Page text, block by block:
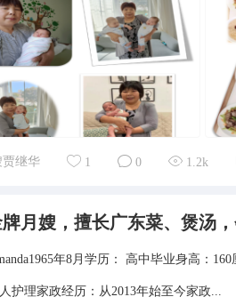
贾继华 1 0 1.2k
月嫂，擅长广东菜、煲汤
年8月学历： 高中毕业身高：
护理家政经历：从2013年始至今家政...